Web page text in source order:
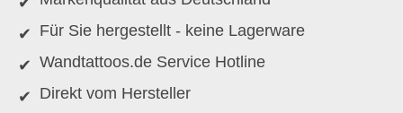
Für Sie hergestellt - keine Lagerware
Wandtattoos.de Service Hotline
Direkt vom Hersteller